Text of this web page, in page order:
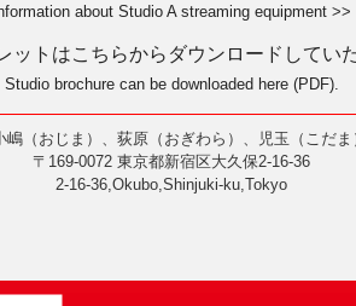
about Studio A streaming equipment >>
トはこちらからダウンロードしてい
Studio brochure can be downloaded here (PDF).
嶋（おじま）、荻原（おぎわら）、児玉（こだま
〒169-0072 東京都新宿区大久保2-16-36
2-16-36,Okubo,Shinjuki-ku,Tokyo